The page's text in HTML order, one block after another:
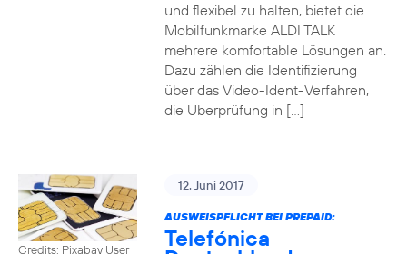
und flexibel zu halten, bietet die
Mobilfunkmarke ALDI TALK
mehrere komfortable Lösungen an.
Dazu zählen die Identifizierung
über das Video-Ident-Verfahren,
die Überprüfung in […]
Credits: Pixabay User
12. Juni 2017
AUSWEISPFLICHT BEI PREPAID:
Telefónica